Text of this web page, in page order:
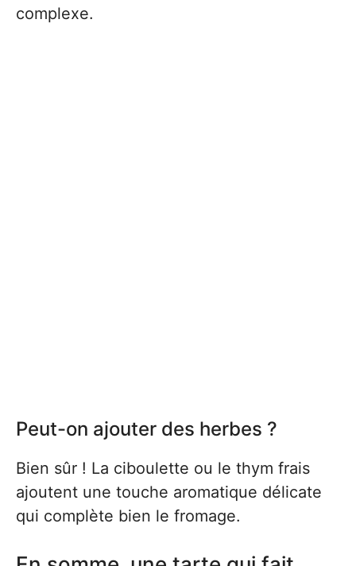
complexe.
Peut-on ajouter des herbes ?
Bien sûr ! La ciboulette ou le thym frais
ajoutent une touche aromatique délicate
qui complète bien le fromage.